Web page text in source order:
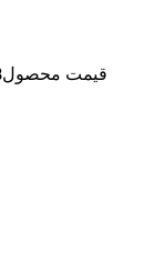
قیمت محصول